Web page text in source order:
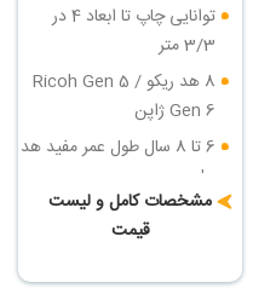
توانایی چاپ تا ابعاد 4 در
3/3 متر
8 هد ریکو Ricoh Gen 5 /
Gen 6 ژاپن
6 تا 8 سال طول عمر مفید هد
چاپ
سرعت چاپ : تا 84 مترمربع
بزرگترین دستگاه چاپ فلتبد
مشخصات کامل و لیست
قیمت